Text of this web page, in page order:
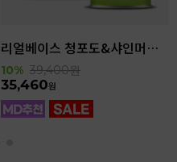
리얼베이스 청포도&샤인머스캣 1kg + 샤인머스캣 850g SET
10% 39,400원
35,460원